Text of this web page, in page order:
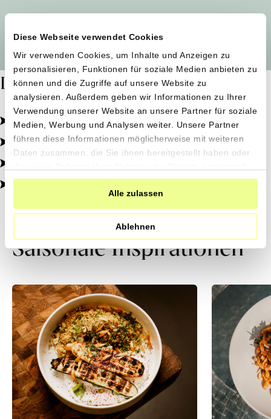
Diese Webseite verwendet Cookies
Wir verwenden Cookies, um Inhalte und Anzeigen zu
personalisieren, Funktionen für soziale Medien anbieten zu
können und die Zugriffe auf unsere Website zu
analysieren. Außerdem geben wir Informationen zu Ihrer
Verwendung unserer Website an unsere Partner für soziale
Medien, Werbung und Analysen weiter. Unsere Partner
führen diese Informationen möglicherweise mit weiteren
Daten zusammen, die Sie ihnen bereitgestellt haben oder
haben.
Alle zulassen
Ablehnen
Dafür stehen wir
Pestizidfrei angebaut, schonend verarbeitet.
Natürliche Zutaten, echter Geschmack.
Von kleinen Höfen, direkt zu dir.
100% transparent, 0% Zusatzstoffe.
Saisonale Inspirationen